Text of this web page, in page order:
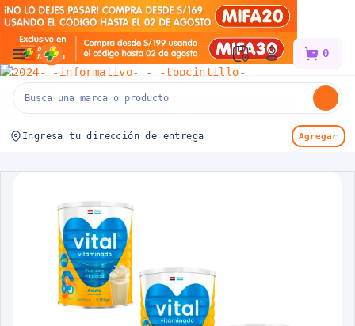
Mifarma 0
Ingresa tu dirección de entrega Agregar